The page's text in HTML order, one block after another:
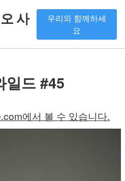
사
우리와 함께하세
요
일드 #45
에서 볼 수 있습니다.